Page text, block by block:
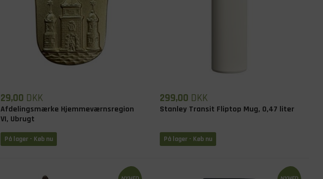
29,00 DKK
Afdelingsmærke Hjemmeværnsregion
VI, Ubrugt
På lager - Køb nu
299,00 DKK
Stanley Transit Fliptop Mug, 0,47 liter
På lager - Køb nu